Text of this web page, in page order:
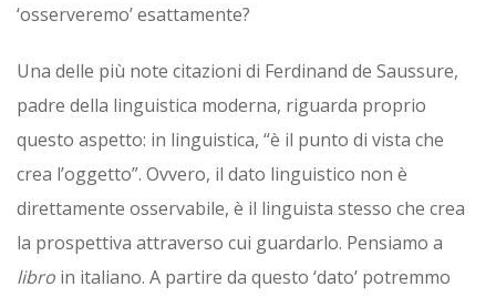
‘osserveremo’ esattamente?
Una delle più note citazioni di Ferdinand de Saussure,
padre della linguistica moderna, riguarda proprio
questo aspetto: in linguistica, “è il punto di vista che
crea l’oggetto”. Ovvero, il dato linguistico non è
direttamente osservabile, è il linguista stesso che crea
la prospettiva attraverso cui guardarlo. Pensiamo a
libro in italiano. A partire da questo ‘dato’ potremmo